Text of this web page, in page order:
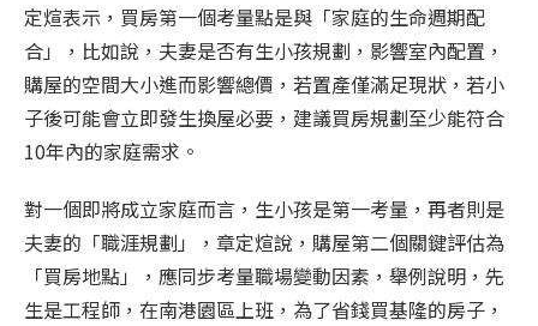
定煊表示，買房第一個考量點是與「家庭的生命週期配
合」，比如說，夫妻是否有生小孩規劃，影響室內配置，
購屋的空間大小進而影響總價，若置產僅滿足現狀，若小
子後可能會立即發生換屋必要，建議買房規劃至少能符合
10年內的家庭需求。
對一個即將成立家庭而言，生小孩是第一考量，再者則是
夫妻的「職涯規劃」，章定煊說，購屋第二個關鍵評估為
「買房地點」，應同步考量職場變動因素，舉例說明，先
生是工程師，在南港園區上班，為了省錢買基隆的房子，